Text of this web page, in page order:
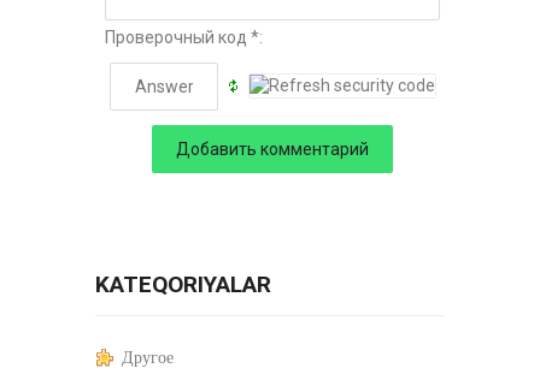
Проверочный код *:
KATEQORIYALAR
Другое